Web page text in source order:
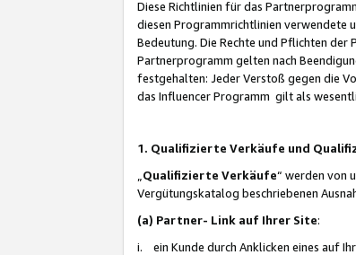
Diese Richtlinien für das
diesen Programmrichtlinien verwendete
Bedeutung. Die Rechte und Pflichten
Partnerprogramm gelten nach
festgehalten: Jeder Verstoß gegen die
das Influencer Programm gilt als
1. Qualifizierte Verkäufe und
Qualifizierte Verkäufe“ werden von
Vergütungskatalog beschriebenen
(a) Partner- Link auf Ihrer Site:
i. ein Kunde durch Anklicken eines auf